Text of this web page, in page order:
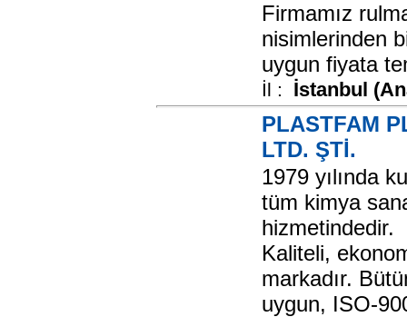
Firmamız
nisimlerinden
uygun fiyata
İl : İstanbul
PLASTFAM
LTD. ŞTİ.
1979 yılında
tüm kimya
hizmetindedir.
Kaliteli,
markadır.
uygun, ISO-